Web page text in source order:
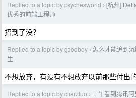
Replied to a topic by psychesworld › [杭州]
优秀的前端工程师
招到了没？
Replied to a topic by goodboy › 怎么才能追到
生
不想放弃，有没有不想放弃以前那些付出
Replied to a topic by charzluo ›
上午看到腾讯